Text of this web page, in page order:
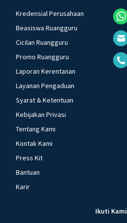
Kredensial Perusahaan
Beasiswa Ruangguru
Cicilan Ruangguru
Promo Ruangguru
Laporan Kerentanan
Layanan Pengaduan
Syarat & Ketentuan
Kebijakan Privasi
Tentang Kami
Kontak Kami
Press Kit
Bantuan
Karir
Ikuti Kami